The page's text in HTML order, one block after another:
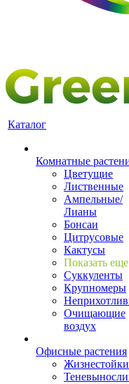
Каталог
Комнатные
Цветущие
Лиственные
Ампельные/
Лианы
Бонсаи
Цитрусовые
Кактусы
Показать еще
Суккуленты
Крупномеры
Очищающие
воздух
Офисные растения